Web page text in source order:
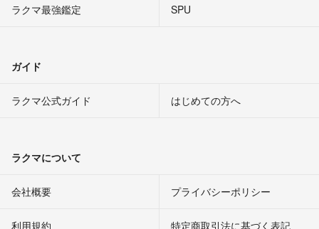
ラクマ最強鑑定
SPU
ガイド
ラクマ公式ガイド はじめての方へ
ラクマについて
会社概要 プライバシーポリシー
利用規約 特定商取引法に基づく表記